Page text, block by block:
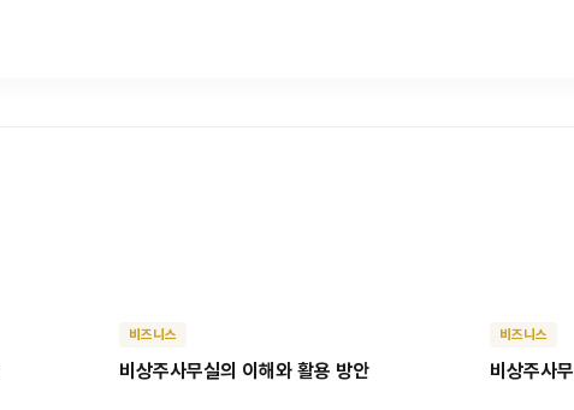
비즈니스
비상주사무실의 이해와 활용 방안
비즈니스
비상주사